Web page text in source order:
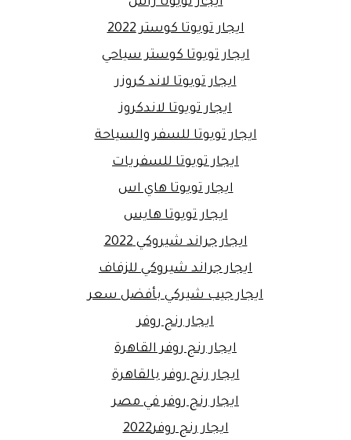
ايجار تويوتا كوستر 2022
ايجار تويوتا كوستر سياحي
ايجار تويوتا لاند كروزر
ايجار تويوتا لاندكروز
ايجار تويوتا للسفر والسياحة
ايجار تويوتا للسفريات
ايجار تويوتا هاي اس
ايجار تويوتا هايس
ايجار جراند شيروكي 2022
ايجار جراند شيروكي للزفاف
ايجار جيب شيركي بأفضل سعر
ايجار رنج روفر
ايجار رنج روفر القاهرة
ايجار رنج روفر بالقاهرة
ايجار رنج روفر في مصر
ايجار رنج روفر2022